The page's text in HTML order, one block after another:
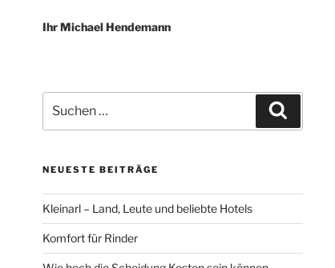
Ihr Michael Hendemann
nach:
NEUESTE BEITRÄGE
Kleinarl – Land, Leute und beliebte Hotels
Komfort für Rinder